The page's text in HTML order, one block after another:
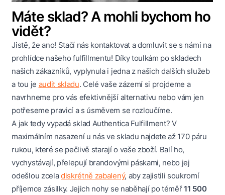
Máte sklad? A mohli bychom ho
vidět?
Jistě, že ano! Stačí nás kontaktovat a domluvit se s námi na
prohlídce našeho fulfillmentu! Díky toulkám po skladech
našich zákazníků, vyplynula i jedna z našich dalších služeb
a tou je audit skladu. Celé vaše zázemí si projdeme a
navrhneme pro vás efektivnější alternativu nebo vám jen
potřeseme pravicí a s úsměvem se rozloučíme.
A jak tedy vypadá sklad Authentica Fulfillment? V
maximálním nasazení u nás ve skladu najdete až 170 páru
rukou, které se pečlivě starají o vaše zboží. Balí ho,
vychystávají, přelepují brandovými páskami, nebo jej
odešlou zceladiskrétně zabalený, aby zajistili soukromí
příjemce zásilky. Jejich nohy se naběhají po téměř11 500